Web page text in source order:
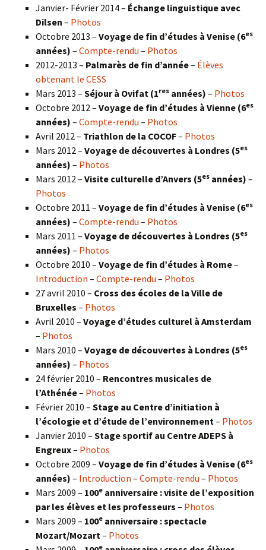
Janvier- Février 2014 – Échange linguistique avec
Dilsen – Photos
Octobre 2013 – Voyage de fin d’études à Venise (6es
années) – Compte-rendu – Photos
2012-2013 – Palmarès de fin d’année– Élèves
obtenant le CESS
Mars 2013 – Séjour à Ovifat (1res années) – Photos
Octobre 2012 – Voyage de fin d’études à Vienne (6es
années) – Compte-rendu – Photos
Avril 2012 – Triathlon de la COCOF– Photos
Mars 2012 – Voyage de découvertes à Londres (5es
années) – Photos
Mars 2012 – Visite culturelle d’Anvers (5es années) –
Photos
Octobre 2011 – Voyage de fin d’études à Venise (6es
années) – Compte-rendu – Photos
Mars 2011 – Voyage de découvertes à Londres (5es
années) – Photos
Octobre 2010 – Voyage de fin d’études à Rome–
Introduction – Compte-rendu – Photos
27 avril 2010 – Cross des écoles de la Ville de
Bruxelles – Photos
Avril 2010 – Voyage d’études culturel à Amsterdam
– Photos
Mars 2010 – Voyage de découvertes à Londres (5es
années) – Photos
24 février 2010 – Rencontres musicales de
l’Athénée– Photos
Février 2010 – Stage au Centre d’initiation à
l’écologie et d’étude de l’environnement – Photos
Janvier 2010 – Stage sportif au Centre ADEPS à
Engreux– Photos
Octobre 2009 – Voyage de fin d’études à Venise (6es
années) – Introduction – Compte-rendu – Photos
Mars 2009 – 100e anniversaire : visite de l’exposition
par les élèves et les professeurs – Photos
Mars 2009 – 100e anniversaire : spectacle
Mozart/Mozart – Photos
e